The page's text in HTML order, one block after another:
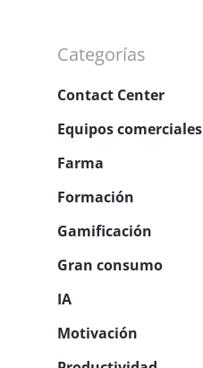
Categorías
Contact Center
Equipos comerciales
Farma
Formación
Gamificación
Gran consumo
IA
Motivación